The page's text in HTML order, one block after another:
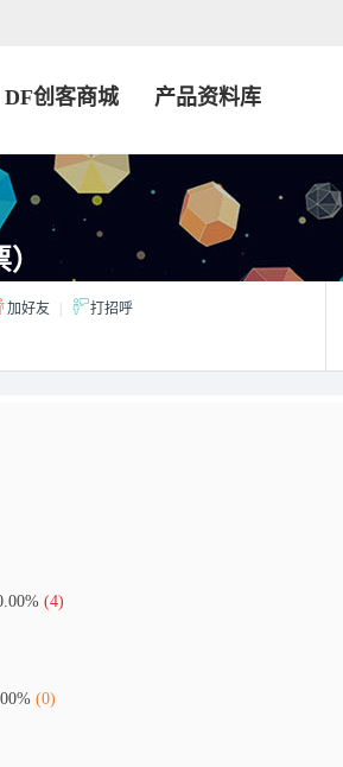
DF创客商城 产品资料库
加好友 打招呼
(4)
(0)